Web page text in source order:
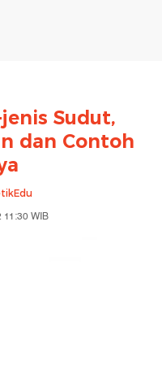
Sudut,
dan Contoh
WIB